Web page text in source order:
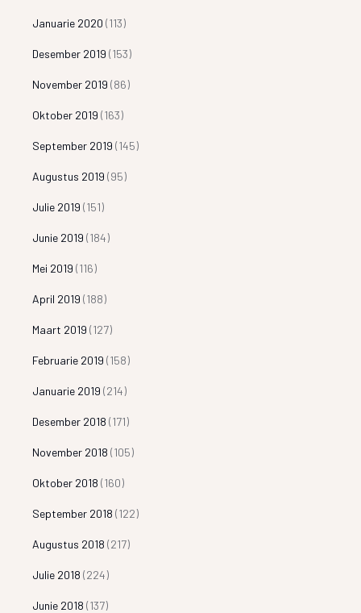
Januarie 2020 (113)
Desember 2019 (153)
November 2019 (86)
Oktober 2019 (163)
September 2019 (145)
Augustus 2019 (95)
Julie 2019 (151)
Junie 2019 (184)
Mei 2019 (116)
April 2019 (188)
Maart 2019 (127)
Februarie 2019 (158)
Januarie 2019 (214)
Desember 2018 (171)
November 2018 (105)
Oktober 2018 (160)
September 2018 (122)
Augustus 2018 (217)
Julie 2018 (224)
Junie 2018 (137)